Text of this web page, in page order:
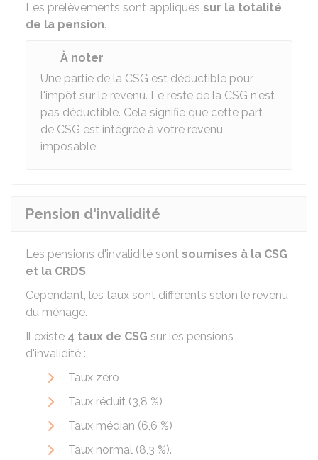
Les prélèvements sont appliqués sur la totalité
de la pension.
À noter
Une partie de la CSG est déductible pour
l'impôt sur le revenu. Le reste de la CSG n'est
pas déductible. Cela signifie que cette part
de CSG est intégrée à votre revenu
imposable.
Pension d'invalidité
Les pensions d'invalidité sont soumises à la CSG
et la CRDS.
Cependant, les taux sont différents selon le revenu
du ménage.
Il existe 4 taux de CSG sur les pensions
d'invalidité :
Taux zéro
Taux réduit (3,8 %)
Taux médian (6,6 %)
Taux normal (8,3 %).